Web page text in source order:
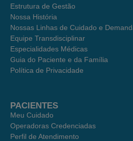
Estrutura de Gestão
Nossa História
Nossas Linhas de Cuidado e
Equipe Transdisciplinar
Especialidades Médicas
Guia do Paciente e da Família
Política de Privacidade
PACIENTES
Meu Cuidado
Operadoras Credenciadas
Perfil de Atendimento